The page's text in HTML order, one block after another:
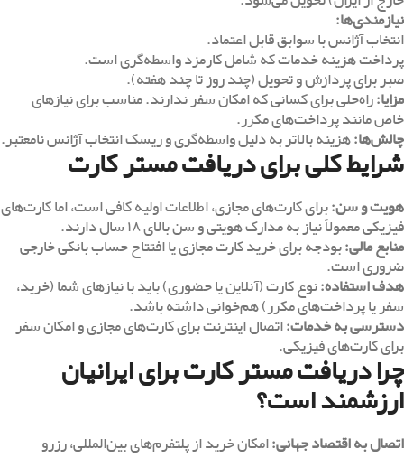
نیازمندی‌ها:
انتخاب آژانس با سوابق قابل اعتماد.
پرداخت هزینه خدمات که شامل کارمزد واسطه‌گری است.
صبر برای پردازش و تحویل (چند روز تا چند هفته).
مزایا:راه‌حلی برای کسانی که امکان سفر ندارند. مناسب برای نیازهای
خاص مانند پرداخت‌های مکرر.
چالش‌ها:هزینه بالاتر به دلیل واسطه‌گری و ریسک انتخاب آژانس نامعتبر.
شرایط کلی برای دریافت مستر کارت
هویت و سن:برای کارت‌های مجازی، اطلاعات اولیه کافی است، اما کارت‌های
فیزیکی معمولاً نیاز به مدارک هویتی و سن بالای ۱۸ سال دارند.
منابع مالی:بودجه برای خرید کارت مجازی یا افتتاح حساب بانکی خارجی
ضروری است.
هدف استفاده:نوع کارت (آنلاین یا حضوری) باید با نیازهای شما (خرید،
سفر یا پرداخت‌های مکرر) هم‌خوانی داشته باشد.
دسترسی به خدمات:اتصال اینترنت برای کارت‌های مجازی و امکان سفر
برای کارت‌های فیزیکی.
چرا دریافت مستر کارت برای ایرانیان
ارزشمند است؟
اتصال به اقتصاد جهانی:امکان خرید از پلتفرم‌های بین‌المللی، رزرو